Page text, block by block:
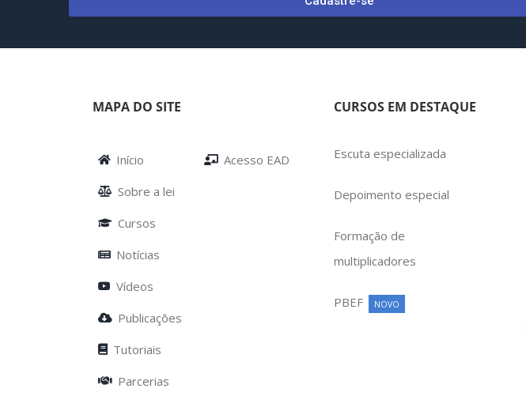
MAPA DO SITE
Início
Sobre a lei
Cursos
Notícias
Vídeos
Publicações
Tutoriais
Parcerias
Acesso EAD
CURSOS EM DESTAQUE
Escuta especializada
Depoimento especial
Formação de
multiplicadores
PBEF NOVO